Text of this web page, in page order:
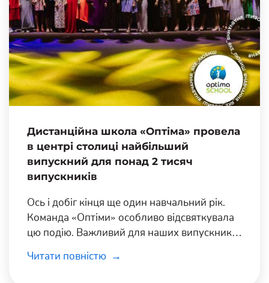
Дистанційна школа «Оптіма» провела
в центрі столиці найбільший
випускний для понад 2 тисяч
випускників
Ось і добіг кінця ще один навчальний рік.
Команда «Оптіми» особливо відсвяткувала
цю подію. Важливий для наших випускників
виставкових центрів столиці — КВЦ
Читати повністю